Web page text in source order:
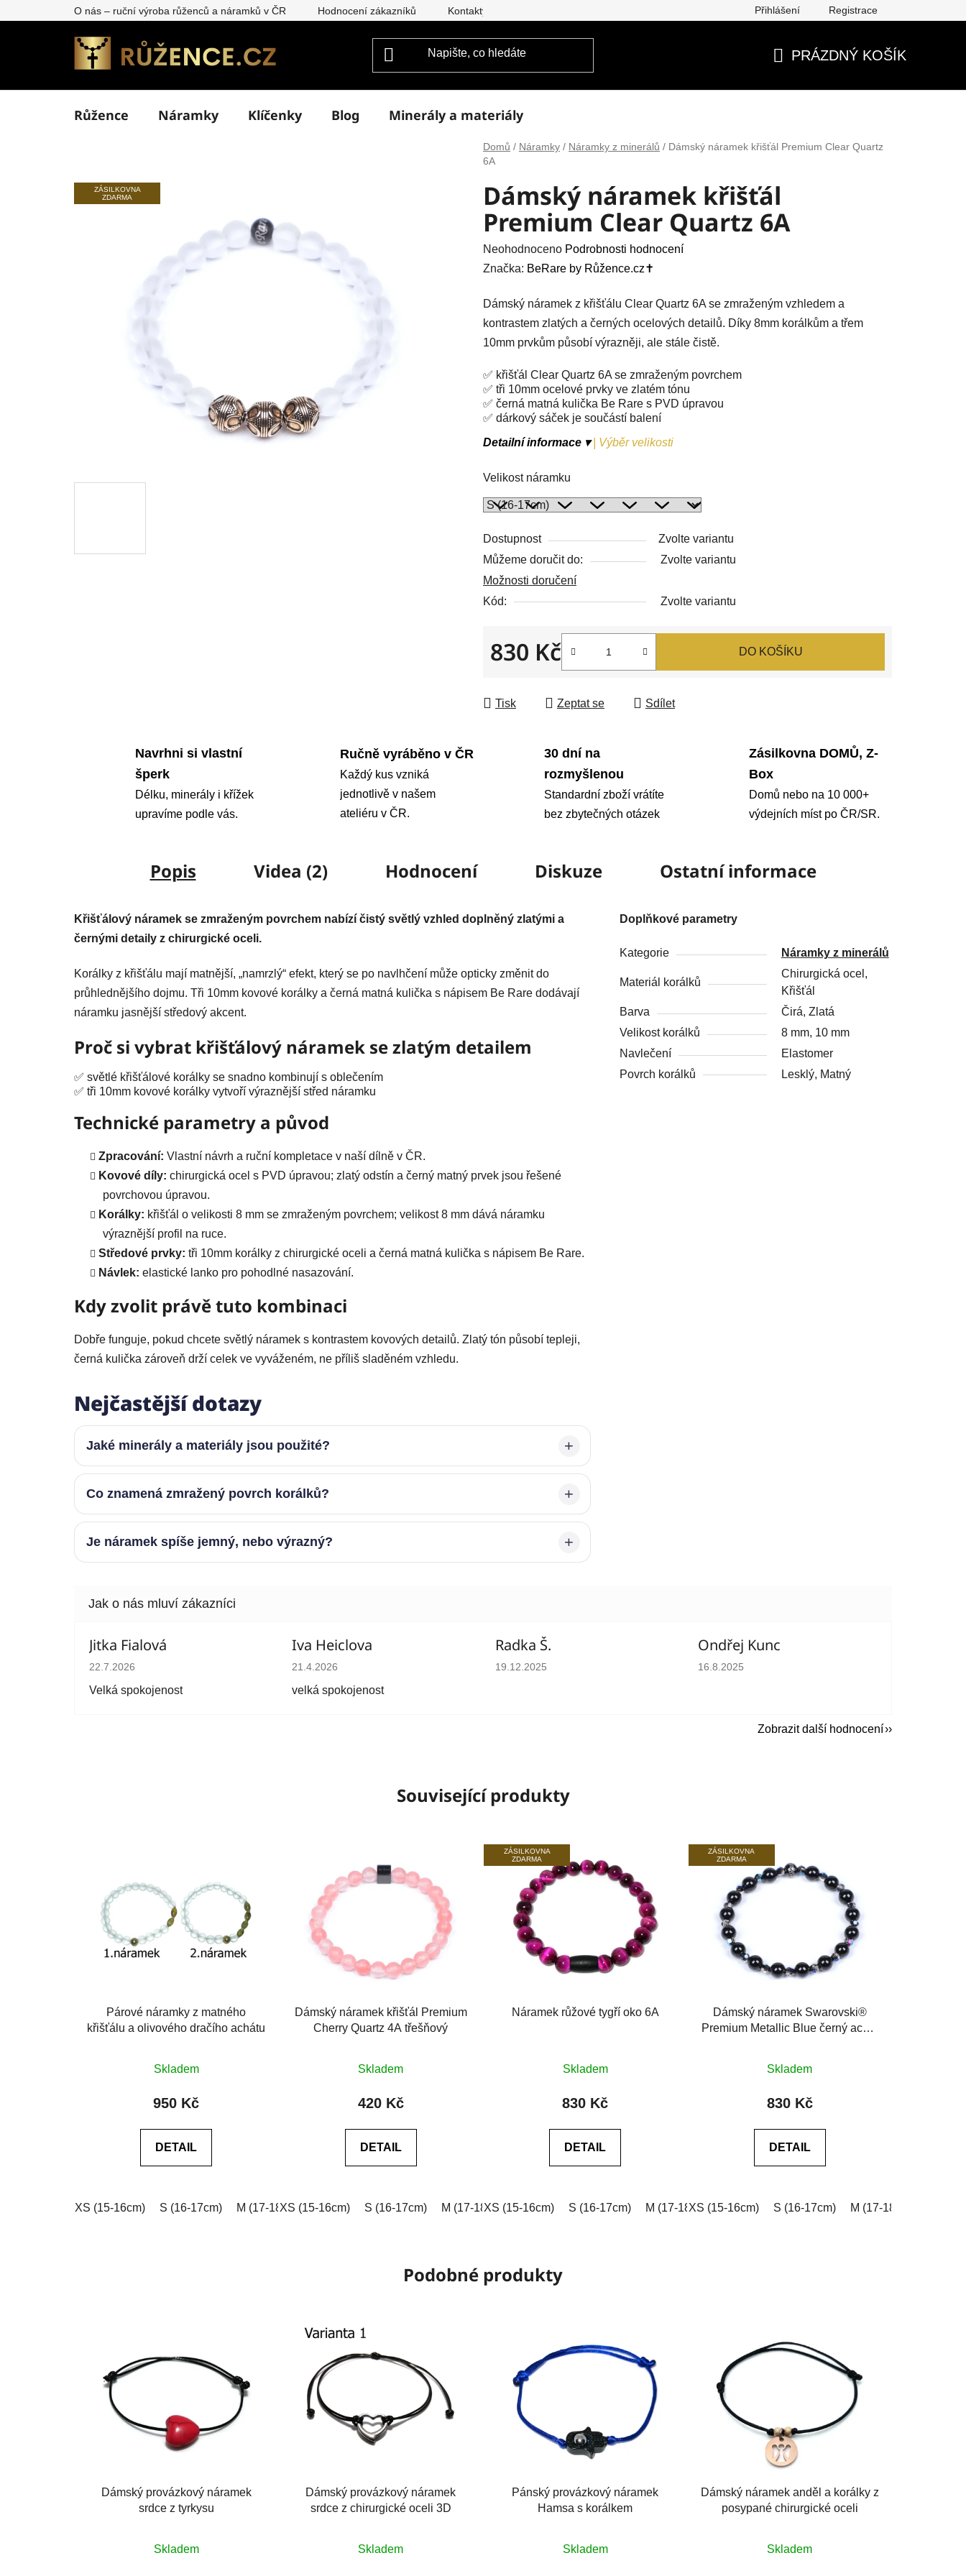
na
O nás – ruční výroba růženců a náramků v ČR Hodnocení zákazníků Kontakty Výměna, vrácení, reklamace Obchodní podmínky
Přihlášení Registrace
PRÁZDNÝ KOŠÍK
Růžence Náramky Klíčenky Blog Minerály a materiály
Domů / Náramky / Náramky z minerálů / Dámský náramek křišťál Premium Clear Quartz
6A
Dámský náramek křišťál
Premium Clear Quartz 6A
Průměrné
hodnocení
je
0,0
z
hvězdiček.
Neohodnoceno Podrobnosti hodnocení
Značka: BeRare by Růžence.cz✝️
Dámský náramek z křišťálu Clear Quartz 6A se zmraženým vzhledem a
kontrastem zlatých a černých ocelových detailů. Díky 8mm korálkům a třem
10mm prvkům působí výrazněji, ale stále čistě.
✅ křišťál Clear Quartz 6A se zmraženým povrchem
✅ tři 10mm ocelové prvky ve zlatém tónu
✅ černá matná kulička Be Rare s PVD úpravou
✅ dárkový sáček je součástí balení
Detailní informace ▾
Výběr velikosti
Velikost náramku
Dostupnost
Zvolte variantu
Můžeme doručit do:
Zvolte variantu
Možnosti doručení
Kód:
Zvolte variantu
830 Kč DO KOŠÍKU
Tisk Zeptat se Sdílet
ZÁSILKOVNA
ZDARMA
Navrhni si vlastní
šperk
Délku, minerály i křížek
upravíme podle vás.
Ručně vyráběno v ČR
Každý kus vzniká
jednotlivě v našem
ateliéru v ČR.
30 dní na
rozmyšlenou
Standardní zboží vrátíte
bez zbytečných otázek
Zásilkovna DOMŮ, Z-
Box
Domů nebo na 10 000+
výdejních míst po ČR/SR.
Popis Videa (2) Hodnocení Diskuze Ostatní informace
Křišťálový náramek se zmraženým povrchem nabízí čistý světlý vzhled doplněný zlatými a
černými detaily z chirurgické oceli.
Korálky z křišťálu mají matnější, „namrzlý“ efekt, který se po navlhčení může opticky změnit do
průhlednějšího dojmu. Tři 10mm kovové korálky a černá matná kulička s nápisem Be Rare dodávají
náramku jasnější středový akcent.
Proč si vybrat křišťálový náramek se zlatým detailem
✅ světlé křišťálové korálky se snadno kombinují s oblečením
✅ tři 10mm kovové korálky vytvoří výraznější střed náramku
Technické parametry a původ
Zpracování: Vlastní návrh a ruční kompletace v naší dílně v ČR.
Kovové díly: chirurgická ocel s PVD úpravou; zlatý odstín a černý matný prvek jsou řešené
povrchovou úpravou.
Korálky: křišťál o velikosti 8 mm se zmraženým povrchem; velikost 8 mm dává náramku
výraznější profil na ruce.
Středové prvky: tři 10mm korálky z chirurgické oceli a černá matná kulička s nápisem Be Rare.
Návlek: elastické lanko pro pohodlné nasazování.
Kdy zvolit právě tuto kombinaci
Dobře funguje, pokud chcete světlý náramek s kontrastem kovových detailů. Zlatý tón působí tepleji,
černá kulička zároveň drží celek ve vyváženém, ne příliš sladěném vzhledu.
Nejčastější dotazy
Jaké minerály a materiály jsou použité?
Co znamená zmražený povrch korálků?
Je náramek spíše jemný, nebo výrazný?
Doplňkové parametry
Kategorie Náramky z minerálů
Materiál korálků
Chirurgická ocel,
Křišťál
Barva
Čirá, Zlatá
Velikost korálků
8 mm, 10 mm
Navlečení
Elastomer
Povrch korálků
Lesklý, Matný
Jitka Fialová
Hodnocení obchodu je 5 z 5 hvězdiček.
22.7.2026
Velká spokojenost
Iva Heiclova
Hodnocení obchodu je 5 z 5 hvězdiček.
21.4.2026
velká spokojenost
Radka Š.
Hodnocení obchodu je 5 z 5 hvězdiček.
19.12.2025
Ondřej Kunc
Hodnocení obchodu je 5 z 5 hvězdiček.
16.8.2025
Zobrazit další hodnocení
Související produkty
Párové náramky z matného
křišťálu a olivového dračího achátu
Skladem
950 Kč
DETAIL
XS (15-16cm) S (16-17cm) M (17-18cm) L (18-19cm) XL (19-20cm) XXL (20-21cm) Na míru (vyplňte do poznámky v košíku)
Dámský náramek křišťál Premium
Cherry Quartz 4A třešňový
hodnocení
produktu
z
Skladem
420 Kč
DETAIL
XS (15-16cm) S (16-17cm) M (17-18cm) L (18-19cm) XL (19-20cm) XXL (20-21cm) Na míru (vyplňte do poznámky v
ZÁSILKOVNA
ZDARMA
Náramek růžové tygří oko 6A
hodnocení
produktu
z
Skladem
830 Kč
DETAIL
XS (15-16cm) S (16-17cm) M (17-18cm) L (18-19cm) XL (19-20cm) XXL (20-21cm)
ZÁSILKOVNA
ZDARMA
Dámský náramek Swarovski®
Premium Metallic Blue černý achát
hodnocení
produktu
z
Skladem
830 Kč
DETAIL
XS (15-16cm) S (16-17cm) M (17-18cm)
Podobné produkty
Dámský provázkový náramek
srdce z tyrkysu
hodnocení
Skladem
Dámský provázkový náramek
srdce z chirurgické oceli 3D
hodnocení
Skladem
Pánský provázkový náramek
Hamsa s korálkem
Skladem
Dámský náramek anděl a korálky z
posypané chirurgické oceli
Skladem